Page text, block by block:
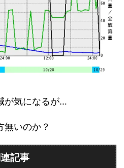
が気になるが…
無いのか？
記事